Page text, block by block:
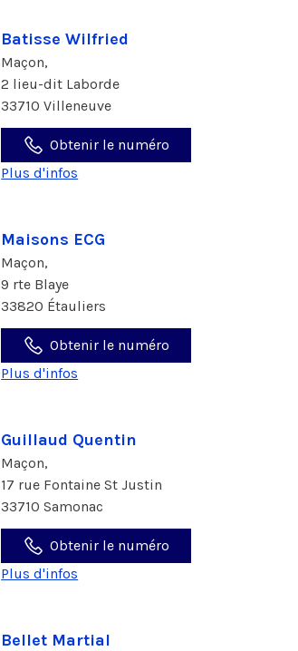
Batisse Wilfried
Maçon,
2 lieu-dit Laborde
33710 Villeneuve
Obtenir le numéro
Plus d'infos
Maisons ECG
Maçon,
9 rte Blaye
33820 Étauliers
Obtenir le numéro
Plus d'infos
Guillaud Quentin
Maçon,
17 rue Fontaine St Justin
33710 Samonac
Obtenir le numéro
Plus d'infos
Bellet Martial